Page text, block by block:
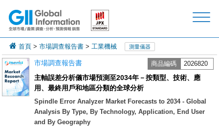
首頁 >市場調查報告書 >工業機械 測量儀器
市場調查報告書 商品編碼 2026820
主軸誤差分析儀市場預測至2034年－按類型、技術、應
用、最終用戶和地區分類的全球分析
Spindle Error Analyzer Market Forecasts to 2034 - Global
Analysis By Type, By Technology, Application, End User
and By Geography